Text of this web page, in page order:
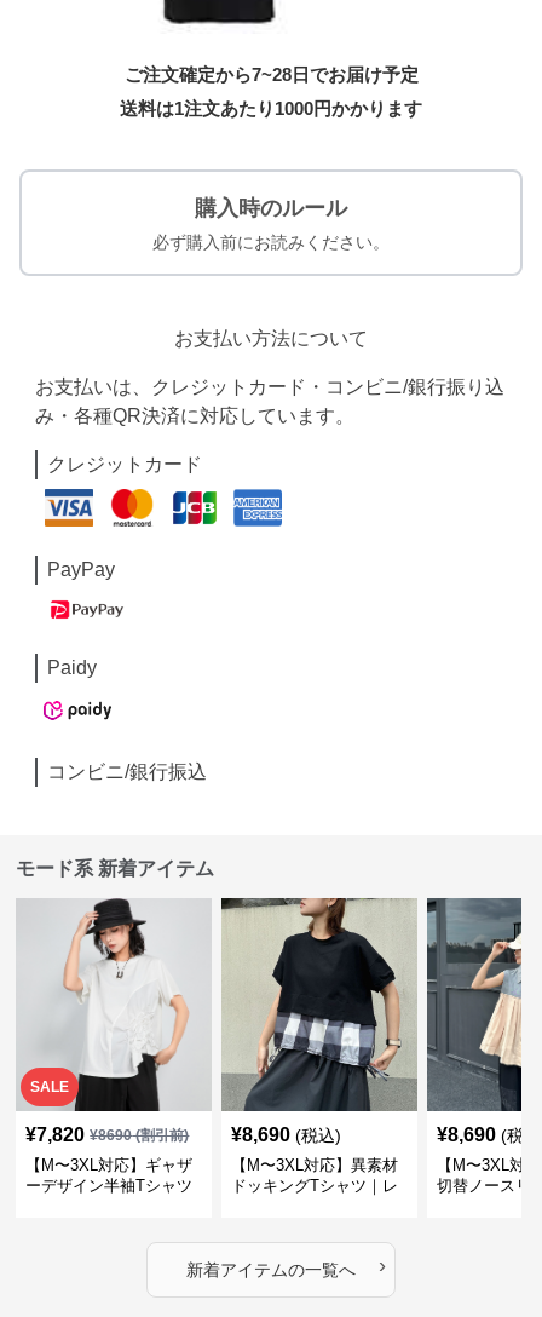
ご注文確定から7~28日でお届け予定
送料は1注文あたり 1000円かかります
購入時のルール
必ず購入前にお読みください。
お支払い方法について
お支払いは、クレジットカード・コンビニ/銀行振り込
み・各種QR決済に対応しています。
クレジットカード
PayPay
Paidy
コンビニ/銀行振込
モード系 新着アイテム
SALE
¥7,820 ¥8690(割引前)
【M〜3XL対応】ギャザ
ーデザイン半袖Tシャツ
¥8,690 (税込)
【M〜3XL対応】異素材
ドッキングTシャツ｜レ
カバー・大人モード
¥8,690 (税
【M〜3XL対
切替ノースリ
新着アイテムの一覧へ ›